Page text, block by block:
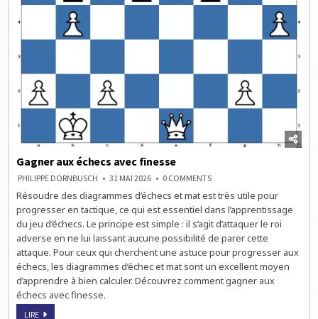
Gagner aux échecs avec finesse
PHILIPPE DORNBUSCH 31 MAI 2026 0 COMMENTSON
AUX
ÉCHECS
AVEC
FINESSE
Résoudre des diagrammes d’échecs et mat est très utile pour
progresser en tactique, ce qui est essentiel dans l’apprentissage
du jeu d’échecs. Le principe est simple : il s’agit d’attaquer le roi
adverse en ne lui laissant aucune possibilité de parer cette
attaque. Pour ceux qui cherchent une astuce pour progresser aux
échecs, les diagrammes d’échec et mat sont un excellent moyen
d’apprendre à bien calculer. Découvrez comment gagner aux
échecs avec finesse.
LIREGAGNER